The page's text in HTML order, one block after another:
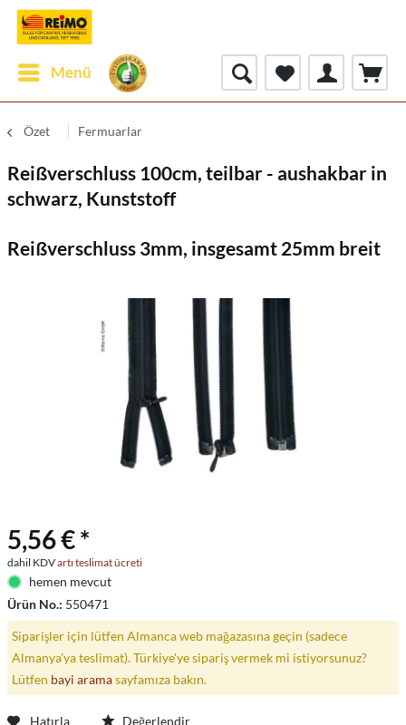
Menü
Özet Fermuarlar
Reißverschluss 100cm, teilbar - aushakbar in
schwarz, Kunststoff
Reißverschluss 3mm, insgesamt 25mm breit
5,56 € *
dahil KDVartı teslimat ücreti
hemen mevcut
Ürün No.: 550471
Siparişler için lütfen Almanca web mağazasına geçin (sadece
Almanya'ya teslimat). Türkiye'ye sipariş vermek mi istiyorsunuz?
Lütfen bayi aramasayfamıza bakın.
Hatırla Değerlendir